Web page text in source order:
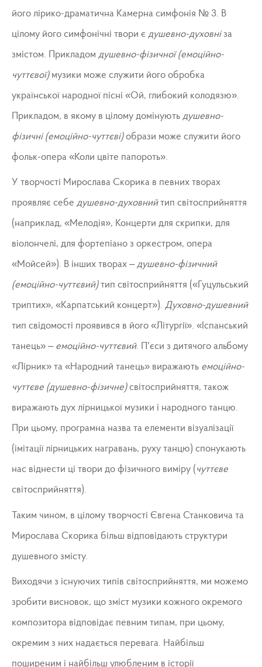
його лірико-драматична Камерна симфонія № 3. В
цілому його симфонічні твори є душевно-духовніза
змістом. Прикладом душевно-фізичної (емоційно-
чуттєвої)музики може служити його обробка
української народної пісні «Ой, глибокий колодязю».
Прикладом, в якому в цілому домінують душевно-
фізичні (емоційно-чуттєві)образи може служити його
фольк-опера «Коли цвіте папороть».
У творчості Мирослава Скорика в певних творах
проявляє себе душевно-духовнийтип світосприйняття
(наприклад, «Мелодія», Концерти для скрипки, для
віолончелі, для фортепіано з оркестром, опера
«Мойсей»). В інших творах –душевно-фізичний
(емоційно-чуттєвий)тип світосприйняття («Гуцульський
триптих», «Карпатський концерт»). Духовно-душевний
тип свідомості проявився в його «Літургії». «Іспанський
танець» – емоційно-чуттєвий. П’єси з дитячого альбому
«Лірник» та «Народний танець» виражають емоційно-
чуттєве (душевно-фізичне)світосприйняття, також
виражають дух лірницької музики і народного танцю.
При цьому, програмна назва та елементи візуалізації
(імітації лірницьких награвань, руху танцю) спонукають
нас віднести ці твори до фізичного виміру ( чуттєве
світосприйняття).
Таким чином, в цілому творчості Євгена Станковича та
Мирослава Скорика більш відповідають структури
душевного змісту.
Виходячи з існуючих типів світосприйняття, ми можемо
зробити висновок, що зміст музики кожного окремого
композитора відповідає певним типам, при цьому,
окремим з них надається перевага. Найбільш
поширеним і найбільш улюбленим в історії